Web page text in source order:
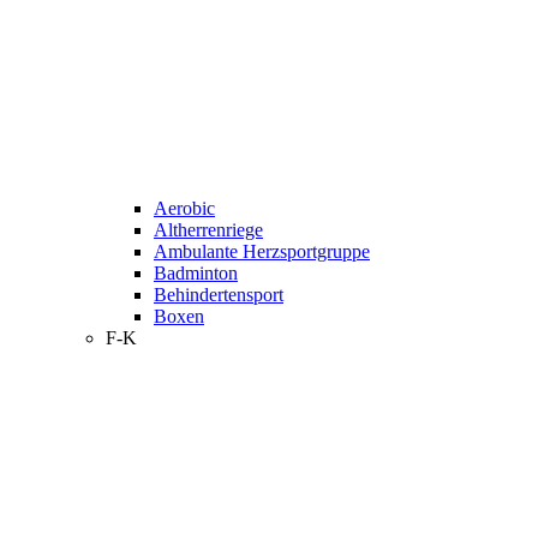
Aerobic
Altherrenriege
Ambulante Herzsportgruppe
Badminton
Behindertensport
Boxen
F-K